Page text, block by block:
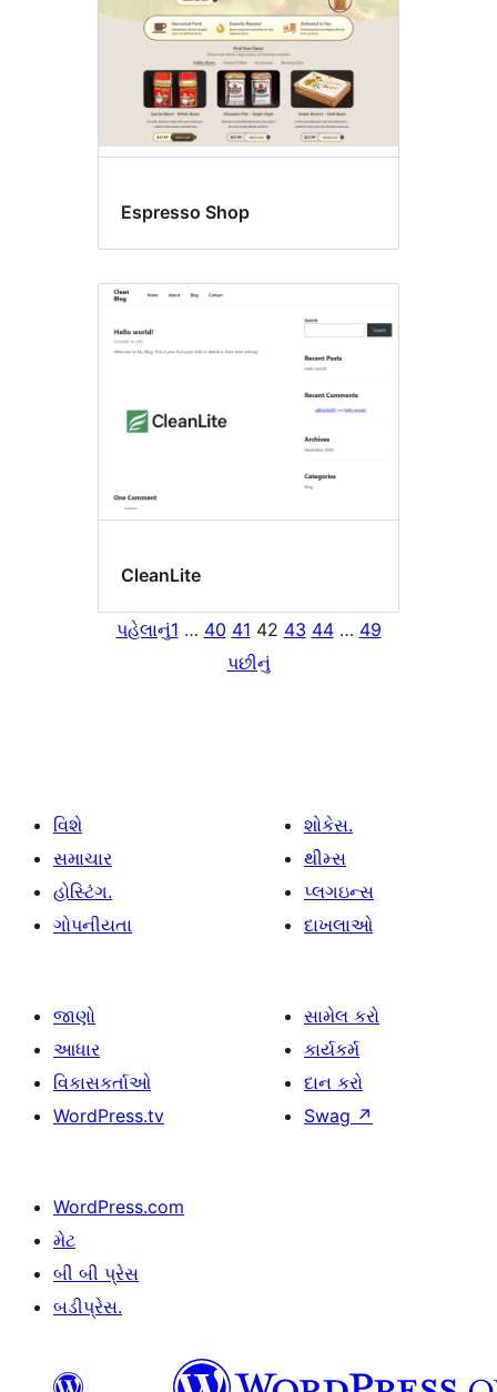
Espresso Shop
CleanLite
પહેલાનું1 … 40 41 42 43 44 … 49
પછીનું
વિશે
સમાચાર
હોસ્ટિંગ.
ગોપનીયતા
શોકેસ.
થીમ્સ
પ્લગઇન્સ
દાખલાઓ
જાણો
આધાર
વિકાસકર્તાઓ
WordPress.tv
સામેલ કરો
કાર્યકર્મ
દાન કરો
Swag ↗
WordPress.com
મેટ
બી બી પ્રેસ
બડીપ્રેસ.